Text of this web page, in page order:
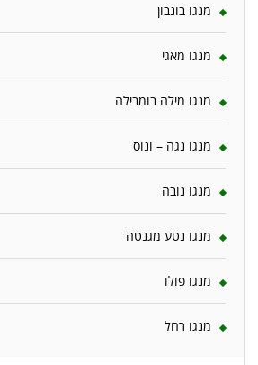
מנגו בונבון
מנגו מאגי
מנגו מילה בומבילה
מנגו נגה – ונוס
מנגו נובה
מנגו נטע מגנטה
מנגו פולו
מנגו רחל